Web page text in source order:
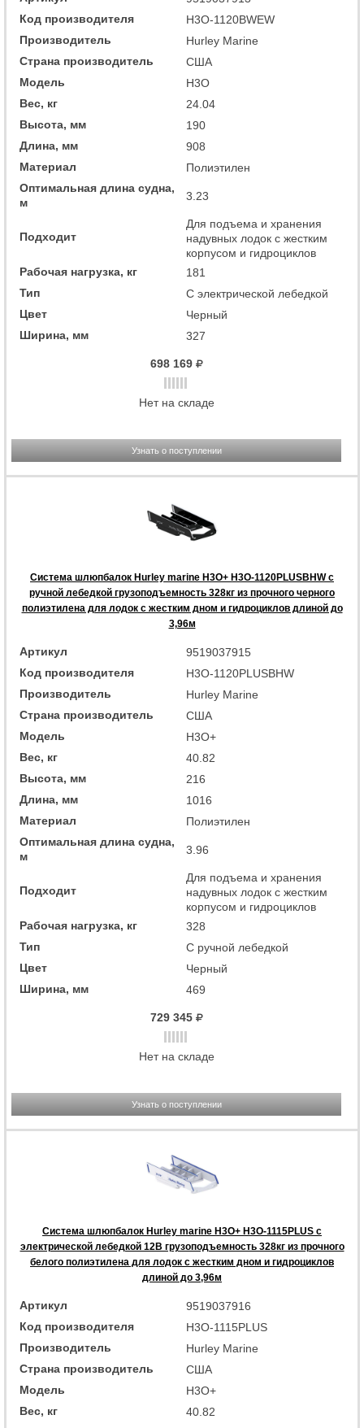
Код производителя
H3O-1120BWEW
Производитель
Hurley Marine
Страна производитель
США
Модель
H3O
Вес, кг
24.04
Высота, мм
190
Длина, мм
908
Материал
Полиэтилен
Оптимальная длина судна,
м
3.23
Подходит
Для подъема и хранения
надувных лодок с жестким
корпусом и гидроциклов
Рабочая нагрузка, кг
181
Тип
С электрической лебедкой
Цвет
Черный
Ширина, мм
327
698 169
Нет на складе
Узнать о поступлении
Система шлюпбалок Hurley marine H3O+ H3O-1120PLUSBHW с
ручной лебедкой грузоподъемность 328кг из прочного черного
полиэтилена для лодок с жестким дном и гидроциклов длиной до
3,96м
Артикул
9519037915
Код производителя
H3O-1120PLUSBHW
Производитель
Hurley Marine
Страна производитель
США
Модель
H3O+
Вес, кг
40.82
Высота, мм
216
Длина, мм
1016
Материал
Полиэтилен
Оптимальная длина судна,
м
3.96
Подходит
Для подъема и хранения
надувных лодок с жестким
корпусом и гидроциклов
Рабочая нагрузка, кг
328
Тип
С ручной лебедкой
Цвет
Черный
Ширина, мм
469
729 345
Нет на складе
Узнать о поступлении
Система шлюпбалок Hurley marine H3O+ H3O-1115PLUS с
электрической лебедкой 12В грузоподъемность 328кг из прочного
белого полиэтилена для лодок с жестким дном и гидроциклов
длиной до 3,96м
Артикул
9519037916
Код производителя
H3O-1115PLUS
Производитель
Hurley Marine
Страна производитель
США
Модель
H3O+
Вес, кг
40.82